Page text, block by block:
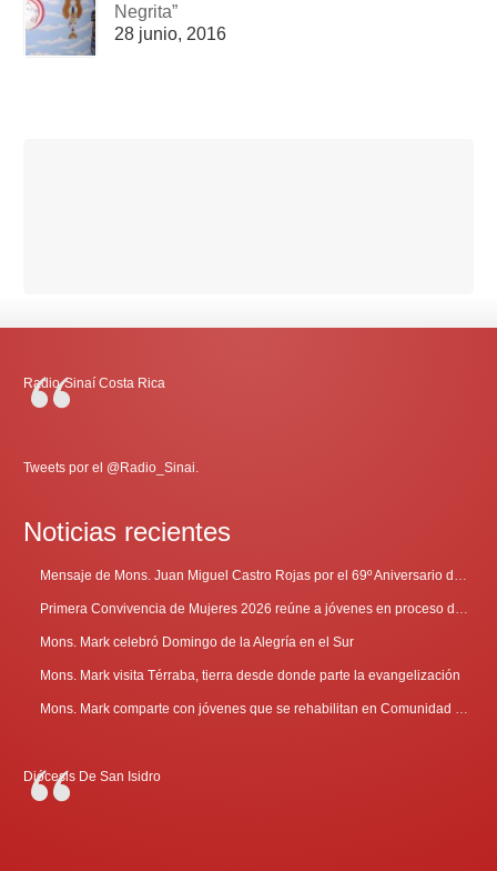
Negrita”
28 junio, 2016
Radio-Sinaí Costa Rica
Tweets por el @Radio_Sinai.
Noticias recientes
Mons. Mark celebró Domingo de la Alegría en el Sur
Mons. Mark visita Térraba, tierra desde donde parte la evangelización
Diócesis De San Isidro